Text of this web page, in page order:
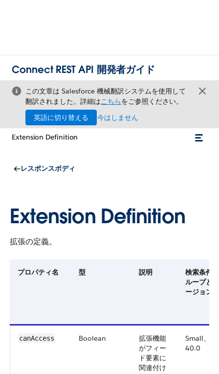
Connect REST API 開発者ガイド
この文章は Salesforce 機械翻訳システムを使用して
翻訳されました。詳細はこちらをご参照ください。
英語に切り替える
今はしません
Extension Definition
レスポンスボディ
Extension Definition
拡張の定義。
プロパティ名 型 説明
検索条件グ
ループとバ
ージョン
canAccess Boolean
拡張機能
がフィー
ド要素に
関連付け
Small、
40.0